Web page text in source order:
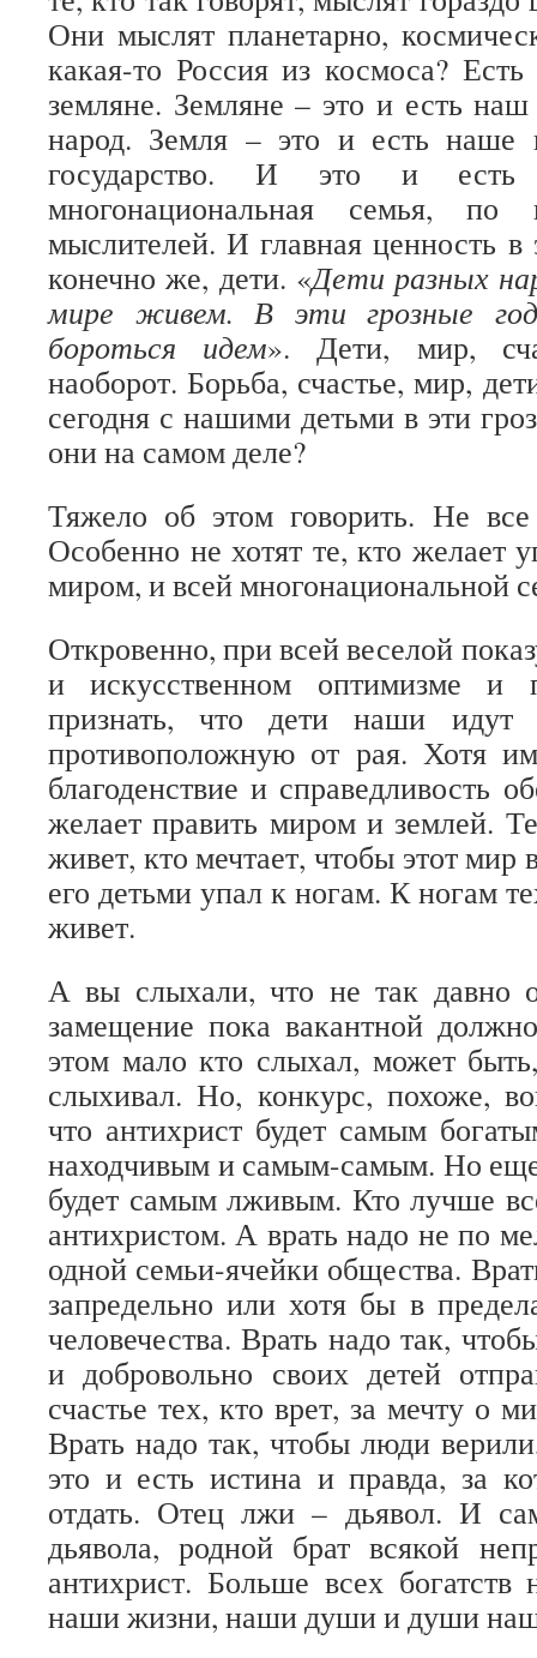
Они мыслят планетарно,
какая-то Россия из космоса?
земляне. Земляне – это и есть
народ. Земля – это и есть наше
государство. И это и есть
многонациональная семья, по
мыслителей. И главная ценность
конечно же, дети. «Дети разных
мире живем. В эти грозные
бороться идем». Дети, мир,
наоборот. Борьба, счастье, мир,
сегодня с нашими детьми в эти
они на самом деле?
Тяжело об этом говорить. Не
Особенно не хотят те, кто желает
миром, и всей многонациональной
Откровенно, при всей веселой
и искусственном оптимизме и
признать, что дети наши идут
противоположную от рая. Хотя
благоденствие и справедливость
желает править миром и землей.
живет, кто мечтает, чтобы этот мир
его детьми упал к ногам. К ногам
живет.
А вы слыхали, что не так давно
замещение пока вакантной
этом мало кто слыхал, может
слыхивал. Но, конкурс, похоже,
что антихрист будет самым
находчивым и самым-самым. Но
будет самым лживым. Кто лучше
антихристом. А врать надо не по
одной семьи-ячейки общества.
запредельно или хотя бы в
человечества. Врать надо так,
и добровольно своих детей
счастье тех, кто врет, за мечту о
Врать надо так, чтобы люди
это и есть истина и правда, за
отдать. Отец лжи – дьявол. И
дьявола, родной брат всякой
антихрист. Больше всех
наши жизни, наши души и души